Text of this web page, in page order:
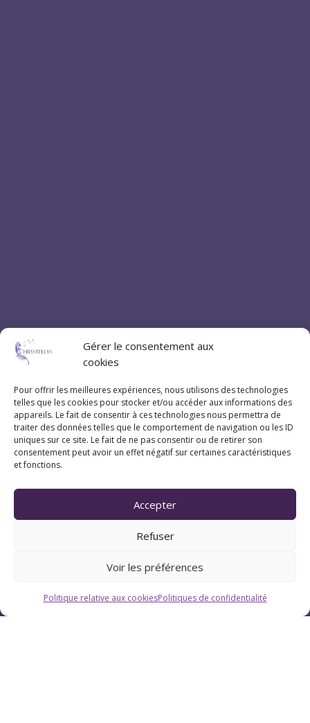
Gérer le consentement aux
cookies
Pour offrir les meilleures expériences, nous utilisons des technologies
telles que les cookies pour stocker et/ou accéder aux informations des
appareils. Le fait de consentir à ces technologies nous permettra de
traiter des données telles que le comportement de navigation ou les ID
uniques sur ce site. Le fait de ne pas consentir ou de retirer son
consentement peut avoir un effet négatif sur certaines caractéristiques
et fonctions.
Accepter
Refuser
Voir les préférences
Politique relative aux cookiesPolitiques de confidentialité
Coordonnées
07 83 20 79 47
Pau (Pyrénées-Atlantiques 64)
Suivez Chrystellys